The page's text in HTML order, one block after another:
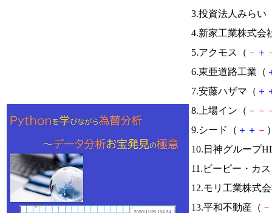
3.投資法人みらい
4.新家工業株式会
5.アクモス（ － ＋
6.東亜道路工業（
7.安藤ハザマ（ ＋
8.上場イン（ － －
9.シード（ ＋ ＋ －
10.日神グループ
11.ビーピー・カ
12.モリ工業株式
13.平和不動産（ －